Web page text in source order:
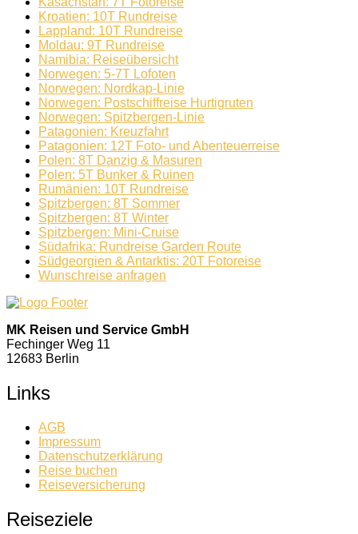
Kroatien: 10T Rundreise
Lappland: 10T Rundreise
Moldau: 9T Rundreise
Namibia: Reiseübersicht
Norwegen: 5-7T Lofoten
Norwegen: Nordkap-Linie
Norwegen: Postschiffreise Hurtigruten
Norwegen: Spitzbergen-Linie
Patagonien: Kreuzfahrt
Patagonien: 12T Foto- und Abenteuerreise
Polen: 8T Danzig & Masuren
Polen: 5T Bunker & Ruinen
Rumänien: 10T Rundreise
Spitzbergen: 8T Sommer
Spitzbergen: 8T Winter
Spitzbergen: Mini-Cruise
Südafrika: Rundreise Garden Route
Südgeorgien & Antarktis: 20T Fotoreise
Wunschreise anfragen
MK Reisen und Service GmbH
Fechinger Weg 11
12683 Berlin
Links
AGB
Impressum
Datenschutzerklärung
Reise buchen
Reiseversicherung
Reiseziele